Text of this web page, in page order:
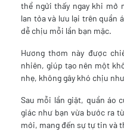
thể ngửi thấy ngay khi mở
lan tỏa và lưu lại trên quần
dễ chịu mỗi lần bạn mặc.
Hương thơm này được
nhiên, giúp tạo nên một
nhẹ, không gây khó chịu
Sau mỗi lần giặt, quần áo
giác như bạn vừa bước ra
mới, mang đến sự tự tin và